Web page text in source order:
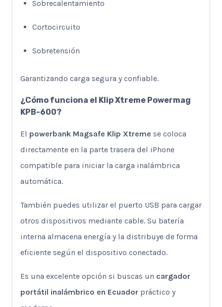
Sobrecalentamiento
Cortocircuito
Sobretensión
Garantizando carga segura y confiable.
¿Cómo funciona el Klip Xtreme Powermag
KPB-600?
El powerbank Magsafe Klip Xtreme se coloca
directamente en la parte trasera del iPhone
compatible para iniciar la carga inalámbrica
automática.
También puedes utilizar el puerto USB para cargar
otros dispositivos mediante cable. Su batería
interna almacena energía y la distribuye de forma
eficiente según el dispositivo conectado.
Es una excelente opción si buscas un cargador
portátil inalámbrico en Ecuador práctico y